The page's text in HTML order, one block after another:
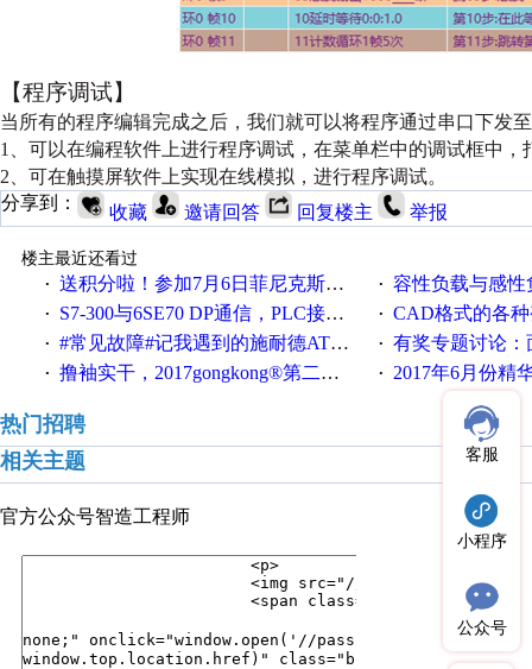
【程序调试】
当所有的程序编辑完成之后，我们就可以将程序通过串口下发
1、可以在编程软件上进行程序调试，在菜单栏中的调试框中，
2、可在触摸屏软件上实现在线模拟，进行程序调试。
分享到：
收藏 邀请回答 回复楼主 举报
楼主最近还看过
· 送积分啦！参加7月6日菲尼克斯在线研讨会即得 · 容性负载与感性负
· S7-300与6SE70 DP通信，PLC接收到数据不稳定 · CAD格式的各
· #常见故障#记我遇到的施耐德ATV12变频器故障 · 有奖专题讨论：面对低压变
· 撸袖实干，2017gongkong®第二届智造工程师节正式起航！ · 2017年6月份精
热门招聘
相关主题
官方公众号智造工程师
客服
小程序
公众号